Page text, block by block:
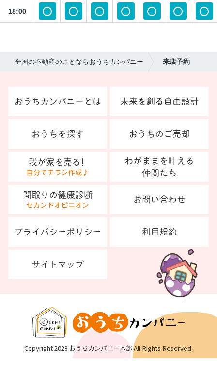
18:00
全国の不動産のことならおうちカンパニー 来店予約
Copyright 2023 おうちカンパニー本部 All Rights Reserved.